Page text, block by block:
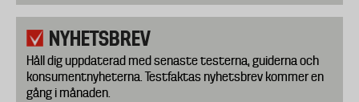
NYHETSBREV
Håll dig uppdaterad med senaste testerna, guiderna och
konsumentnyheterna. Testfaktas nyhetsbrev kommer en
gång i månaden.